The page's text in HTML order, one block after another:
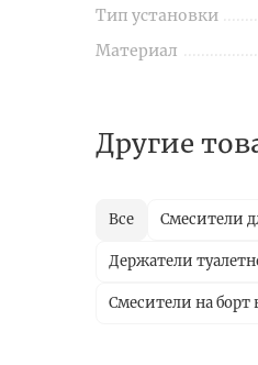
Тип установки
Материал
Другие
Все Смесители
Держатели
Смесители на борт